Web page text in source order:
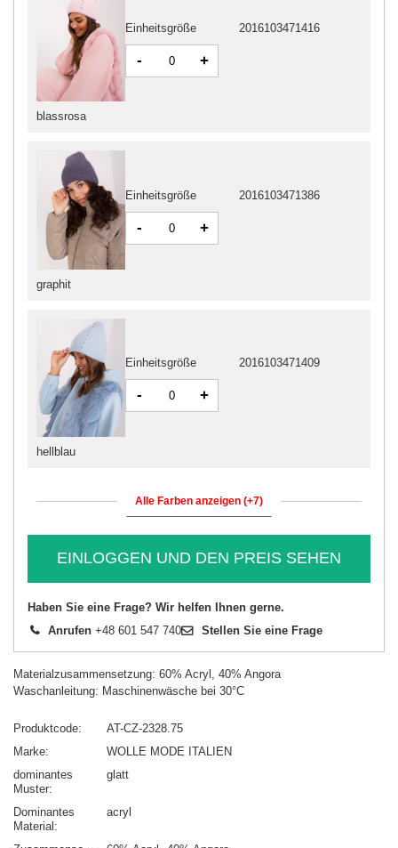
blassrosa
Einheitsgröße 2016103471416
- +
graphit
Einheitsgröße 2016103471386
- +
hellblau
Einheitsgröße 2016103471409
- +
Alle Farben anzeigen (+7)
EINLOGGEN UND DEN PREIS SEHEN
Haben Sie eine Frage? Wir helfen Ihnen gerne.
Anrufen +48 601 547 740 Stellen Sie eine Frage
Materialzusammensetzung: 60% Acryl, 40% Angora
Waschanleitung: Maschinenwäsche bei 30°C
Produktcode
AT-CZ-2328.75
Marke
WOLLE MODE ITALIEN
dominantes
Muster
glatt
Dominantes
Material
acryl